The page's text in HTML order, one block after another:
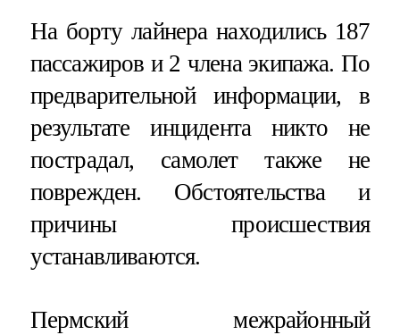
На борту лайнера находились 187
пассажиров и 2 члена экипажа. По
предварительной информации, в
результате инцидента никто не
пострадал, самолет также не
поврежден. Обстоятельства и
причины происшествия
устанавливаются.
Пермский межрайонный